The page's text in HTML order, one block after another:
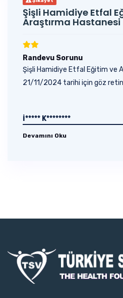
Şişli Hamidiye Etfal
Araştırma Hastanesi
Randevu Sorunu
Şişli Hamidiye Etfal Eğitim ve
21/11/2024 tarihi için göz
İ***** K********
Devamını Oku